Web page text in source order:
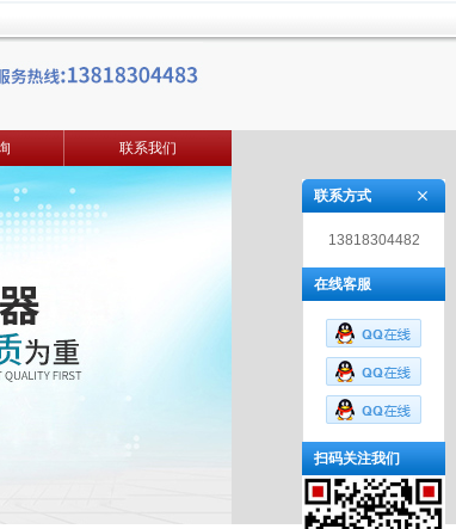
联系我们
联系方式
13818304482
在线客服
扫码关注我们